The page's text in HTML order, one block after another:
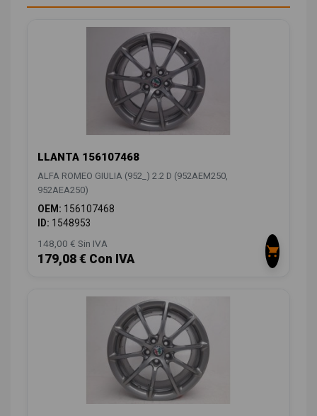
LLANTA 156107468
ALFA ROMEO GIULIA (952_) 2.2 D (952AEM250,
952AEA250)
OEM: 156107468
ID: 1548953
148,00 € Sin IVA
179,08 € Con IVA